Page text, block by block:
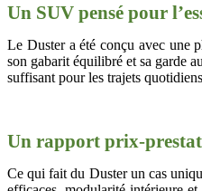
Un SUV pensé pour
Le Duster a été conçu avec une
son gabarit équilibré et sa garde
suffisant pour les trajets
Un rapport prix-
Ce qui fait du Duster un cas